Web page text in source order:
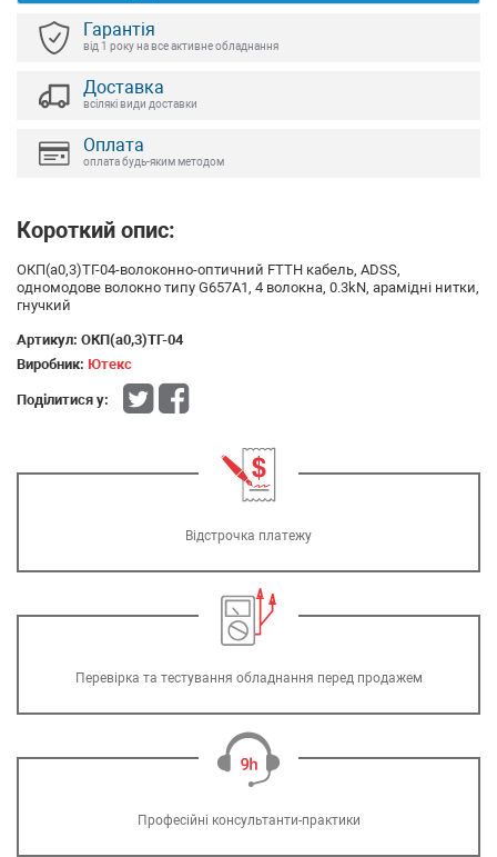
Гарантія
від 1 року на все активне обладнання
Доставка
всілякі види доставки
Оплата
оплата будь-яким методом
Короткий опис:
ОКП(а0,3)ТГ-04-волоконно-оптичний FTTH кабель, ADSS,
одномодове волокно типу G657A1, 4 волокна, 0.3kN, арамідні нитки,
гнучкий
Артикул: ОКП(а0,3)ТГ-04
Виробник: Ютекс
Поділитися у:
Відстрочка платежу
Перевірка та тестування обладнання перед продажем
Професійні консультанти-практики